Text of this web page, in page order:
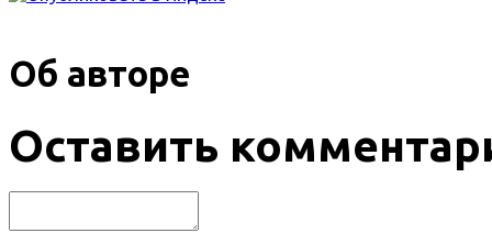
Об авторе
Оставить